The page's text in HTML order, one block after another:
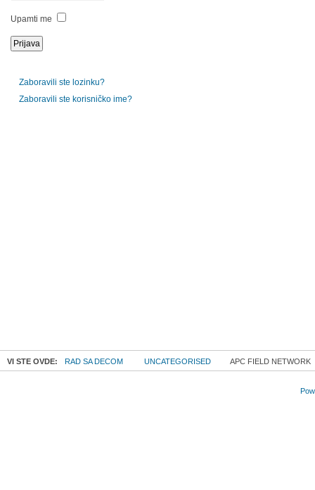
Upamti me
Zaboravili ste lozinku?
Zaboravili ste korisničko ime?
VI STE OVDE: RAD SA DECOM UNCATEGORISED APC FIELD NETWORK